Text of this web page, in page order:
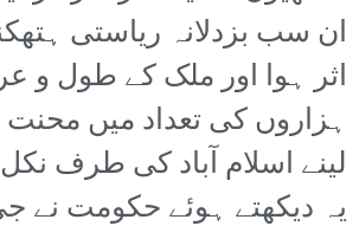
ان سب بزدلانہ ریاستی
اثر ہوا اور ملک کے طول
ہزاروں کی تعداد میں
لینے اسلام آباد کی طرف
یہ دیکھتے ہوئے حکومت نے